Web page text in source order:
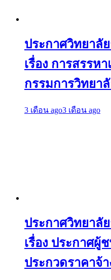
ประกาศวิทยาลั
เรื่อง การสรรห
กรรมการวิทยา
3 เดือน ago3 เดือน ago
ประกาศวิทยาลั
เรื่อง ประกาศผู้
ประกวดราคาจ้